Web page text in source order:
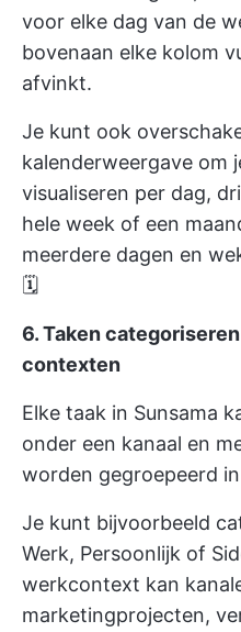
voor elke dag van de
bovenaan elke kolom
afvinkt.
Je kunt ook
kalenderweergave om
visualiseren per dag,
hele week of een
meerdere dagen en
🗓️
6. Taken
contexten
Elke taak in Sunsama
onder een kanaal en
worden gegroepeerd
Je kunt bijvoorbeeld
Werk, Persoonlijk of
werkcontext kan
marketingprojecten,